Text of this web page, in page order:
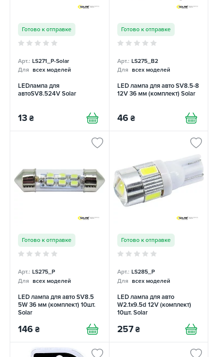
Готово к отправке
Арт.: LS271_P-Solar
Для всех моделей
LEDлампа для
автоSV8.524V Solar
13 ₴
Готово к отправке
Арт.: LS275_B2
Для всех моделей
LED лампа для авто SV8.5-8
12V 36 мм (комплект) Solar
46 ₴
Готово к отправке
Арт.: LS275_P
Для всех моделей
LED лампа для авто SV8.5
5W 36 мм (комплект) 10шт.
Solar
146 ₴
Готово к отправке
Арт.: LS285_P
Для всех моделей
LED лампа для авто
W2.1x9.5d 12V (комплект)
10шт. Solar
257 ₴